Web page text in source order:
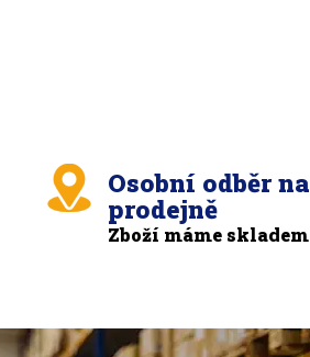
Osobní odběr na
prodejně
Zboží máme skladem